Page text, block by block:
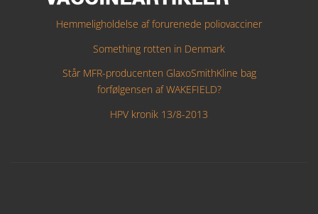
Hemmeligholdelse af forurenede poliovacciner
Something rotten in Denmark
Står MFR-producenten GlaxoSmithKline bag
forfølgensen af WAKEFIELD?
HPV kronik 13/8-2013